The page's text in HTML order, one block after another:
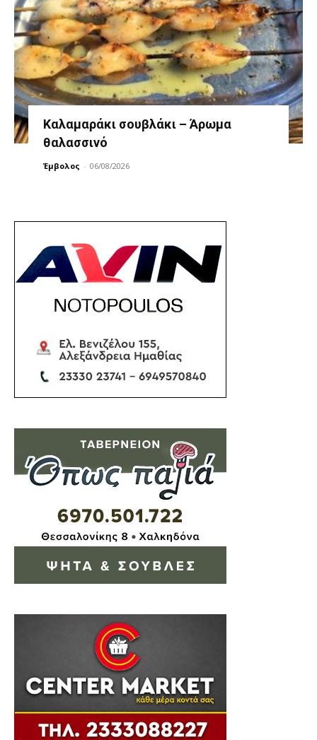
Καλαμαράκι σουβλάκι – Άρωμα
θαλασσινό
Έμβολος - 06/08/2026